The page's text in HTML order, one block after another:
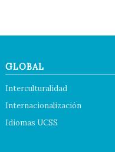
GLOBAL
Interculturalidad
Internacionalización
Idiomas UCSS